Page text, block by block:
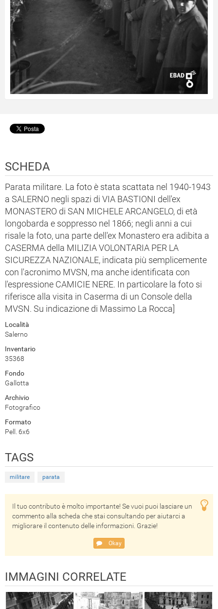
SCHEDA
Parata militare. La foto è stata scattata nel 1940-1943
a SALERNO negli spazi di VIA BASTIONI dell'ex
MONASTERO di SAN MICHELE ARCANGELO, di età
longobarda e soppresso nel 1866; negli anni a cui
risale la foto, una parte dell'ex Monastero era adibita a
CASERMA della MILIZIA VOLONTARIA PER LA
SICUREZZA NAZIONALE, indicata più semplicemente
con l'acronimo MVSN, ma anche identificata con
l'espressione CAMICIE NERE. In particolare la foto si
riferisce alla visita in Caserma di un Console della
MVSN. Su indicazione di Massimo La Rocca]
Località
Salerno
Inventario
35368
Fondo
Gallotta
Archivio
Fotografico
Formato
Pell. 6x6
TAGS
militare parata
Il tuo contributo è molto importante! Se vuoi puoi lasciare un
commento alla scheda che stai consultando per aiutarci a
migliorare il contenuto delle informazioni. Grazie!
Okay
IMMAGINI CORRELATE